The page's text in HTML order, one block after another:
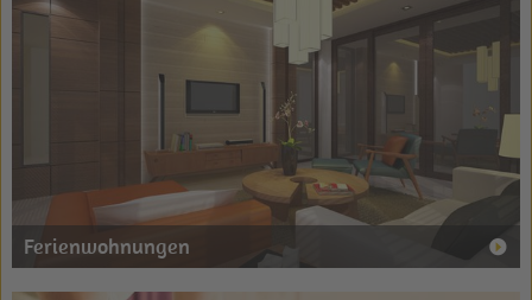
Ferienwohnungen